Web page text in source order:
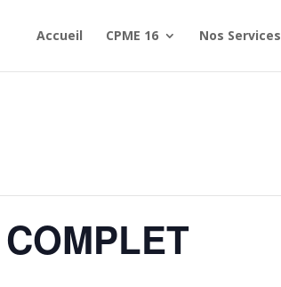
Accueil CPME 16 Nos Services